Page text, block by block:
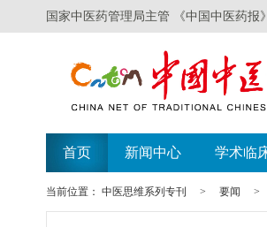
国家中医药管理局主管 《中国中医药报
首页 新闻中心 学术临
当前位置： 中医思维系列专刊 > 要闻 >